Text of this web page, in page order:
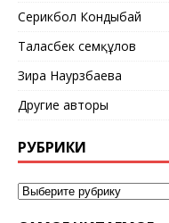
Серикбол Кондыбай
Таласбек Әсемқұлов
Зира Наурзбаева
Другие авторы
РУБРИКИ